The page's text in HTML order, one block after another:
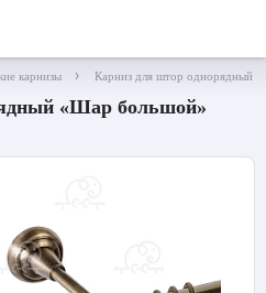
карнизы Карниз для штор однорядный
«Шар большой»